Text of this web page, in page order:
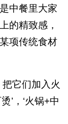
中餐里大家
的精致感，
项传统食材
它们加入火
’，‘火锅+中